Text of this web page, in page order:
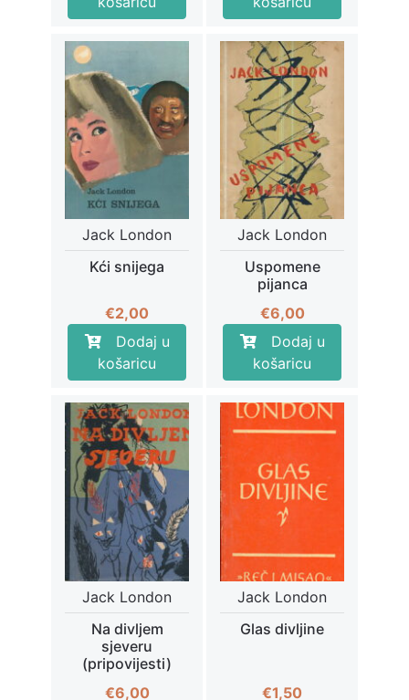
Jack London
Kći snijega
€2,00
Dodaj u
košaricu
Jack London
Uspomene
pijanca
€6,00
Dodaj u
košaricu
Jack London
Na divljem
sjeveru
(pripovijesti)
€6,00
Jack London
Glas divljine
€1,50